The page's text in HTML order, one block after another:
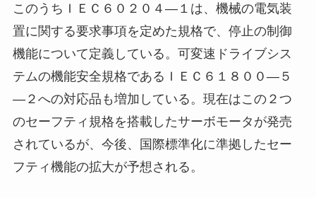
このうちＩＥＣ６０２０４―１は、機械の電気装
置に関する要求事項を定めた規格で、停止の制御
機能について定義している。可変速ドライブシス
テムの機能安全規格であるＩＥＣ６１８００―５
―２への対応品も増加している。現在はこの２つ
のセーフティ規格を搭載したサーボモータが発売
されているが、今後、国際標準化に準拠したセー
フティ機能の拡大が予想される。